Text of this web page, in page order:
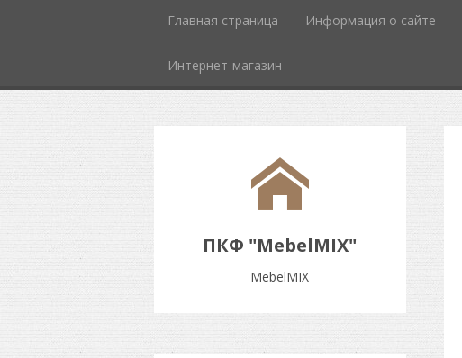
Главная страница Информация о сайте
Интернет-магазин
ПКФ "MebelMIX"
MebelMIX